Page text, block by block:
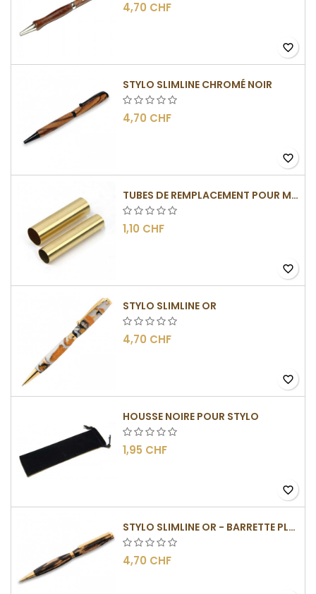
4,70 CHF
favorite_border
STYLO SLIMLINE CHROMÉ NOIR
4,70 CHF
favorite_border
TUBES DE REMPLACEMENT POUR MÉCANISME SLIMLINE
1,10 CHF
favorite_border
STYLO SLIMLINE OR
4,70 CHF
favorite_border
HOUSSE NOIRE POUR STYLO
1,95 CHF
favorite_border
STYLO SLIMLINE OR - BARRETTE PLATE
4,70 CHF